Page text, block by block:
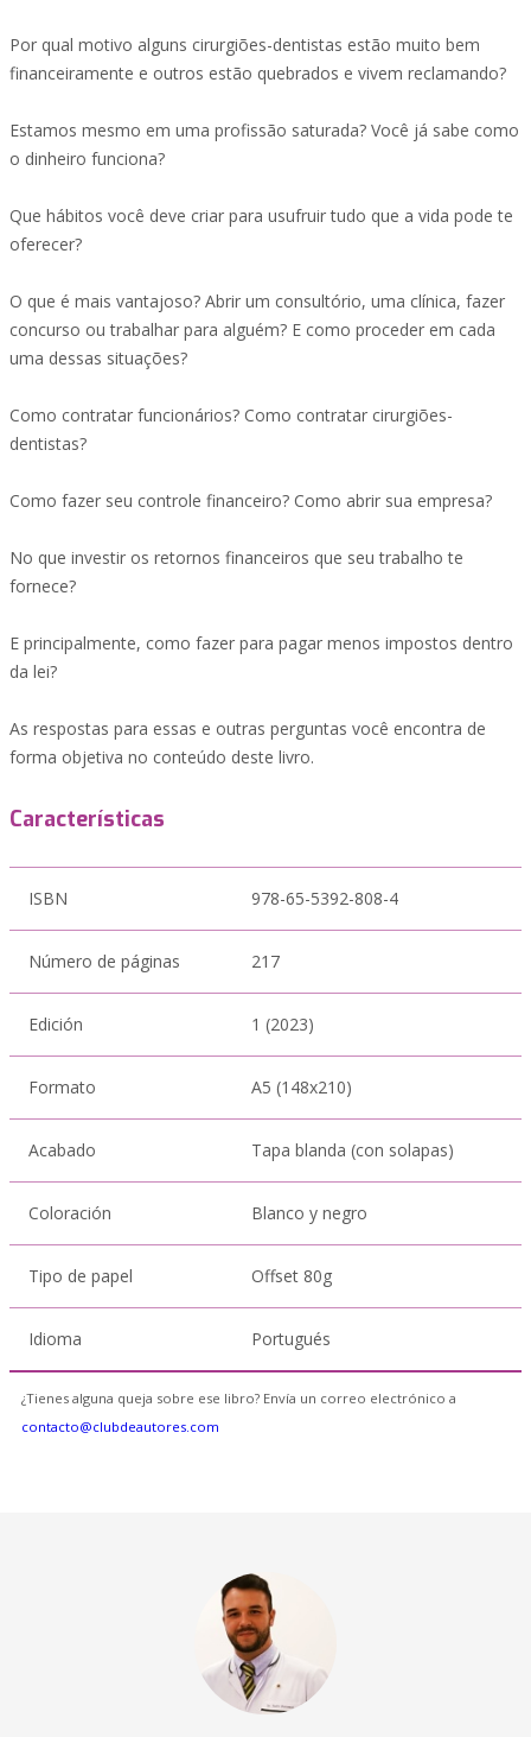
Por qual motivo alguns cirurgiões-dentistas estão muito bem
financeiramente e outros estão quebrados e vivem reclamando?
Estamos mesmo em uma profissão saturada? Você já sabe como
o dinheiro funciona?
Que hábitos você deve criar para usufruir tudo que a vida pode te
oferecer?
O que é mais vantajoso? Abrir um consultório, uma clínica, fazer
concurso ou trabalhar para alguém? E como proceder em cada
uma dessas situações?
Como contratar funcionários? Como contratar cirurgiões-
dentistas?
Como fazer seu controle financeiro? Como abrir sua empresa?
No que investir os retornos financeiros que seu trabalho te
fornece?
E principalmente, como fazer para pagar menos impostos dentro
da lei?
As respostas para essas e outras perguntas você encontra de
forma objetiva no conteúdo deste livro.
Características
ISBN 978-65-5392-808-4
Número de páginas 217
Edición 1 (2023)
Formato A5 (148x210)
Acabado Tapa blanda (con solapas)
Coloración Blanco y negro
Tipo de papel Offset 80g
Idioma Portugués
¿Tienes alguna queja sobre ese libro? Envía un correo electrónico a
contacto@clubdeautores.com